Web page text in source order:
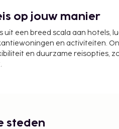
op jouw manier
uit een breed scala aan hotels,
en activiteiten.
en duurzame reisopties,
steden